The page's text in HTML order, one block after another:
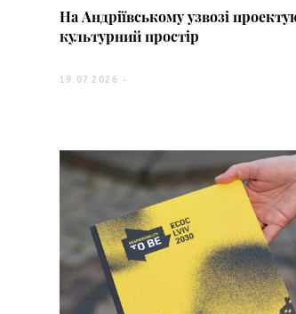
На Андріївському узвозі
культурний простір
19.07.2026 -